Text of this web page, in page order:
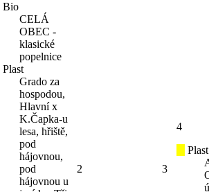
Bio
CELÁ
OBEC -
klasické
popelnice
Plast
Grado za
hospodou,
Hlavní x
K.Čapka-u
lesa, hřiště,
pod
hájovnou,
pod
hájovnou u
2 3
4
Plast